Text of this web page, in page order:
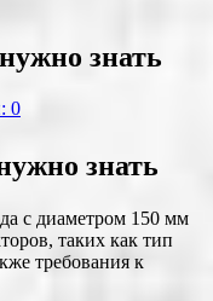
знать
0
знать
с диаметром 150 мм
таких как тип
требования к